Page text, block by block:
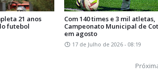
21 anos
futebol
Com 140 times e 3 mil atletas,
Campeonato Municipal de
em agosto
17 de Julho de 2026 - 08:19